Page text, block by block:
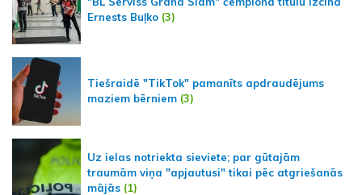
Ernests Buļko (3)
Tiešraidē "TikTok" pamanīts apdraudējums
maziem bērniem (3)
Uz ielas notriekta sieviete; par gūtajām
traumām viņa "apjautusi" tikai pēc atgriešanās
mājās (1)